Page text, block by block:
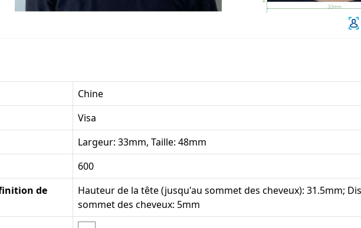
Chine
Visa
Largeur: 33mm, Taille: 48mm
600
de
Hauteur de la tête (jusqu'au sommet des cheveux): 31.5mm;
sommet des cheveux: 5mm